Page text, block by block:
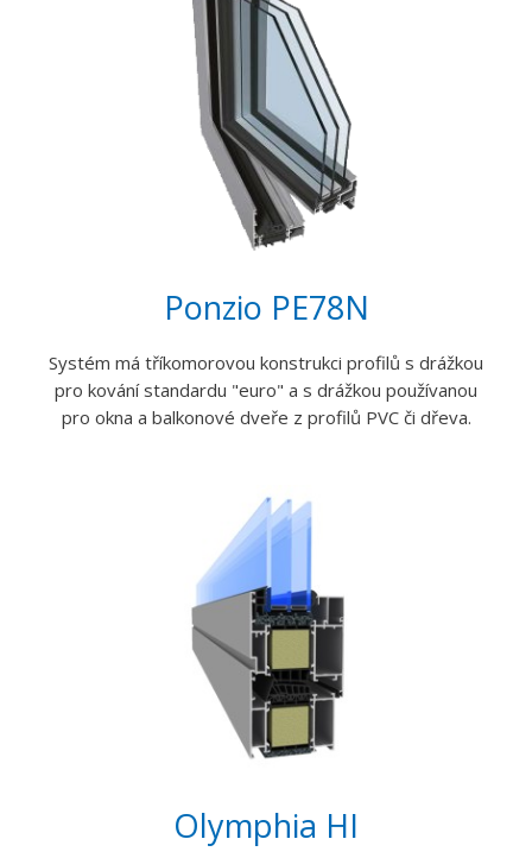
Ponzio PE78N
Systém má tříkomorovou konstrukci profilů s drážkou
pro kování standardu "euro" a s drážkou používanou
pro okna a balkonové dveře z profilů PVC či dřeva.
Olymphia HI